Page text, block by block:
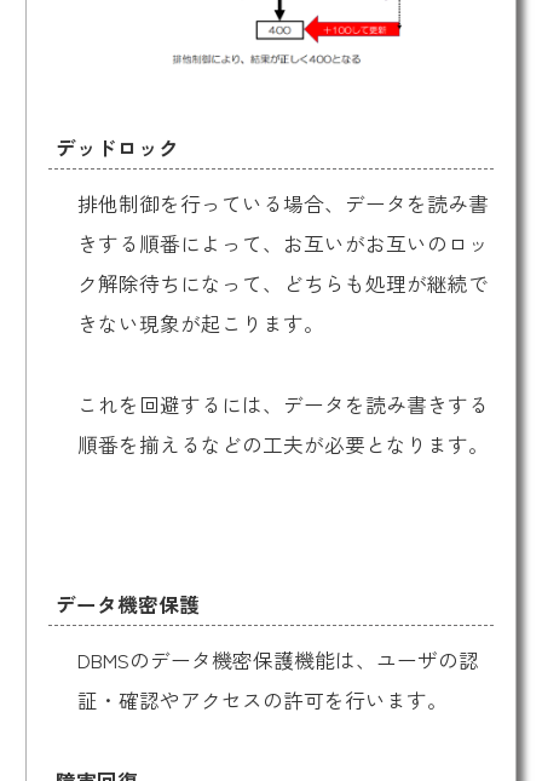
デッドロック
排他制御を行っている場合、データを読み書
きする順番によって、お互いがお互いのロッ
ク解除待ちになって、どちらも処理が継続で
きない現象が起こります。
これを回避するには、データを読み書きする
順番を揃えるなどの工夫が必要となります。
データ機密保護
DBMSのデータ機密保護機能は、ユーザの認
証・確認やアクセスの許可を行います。